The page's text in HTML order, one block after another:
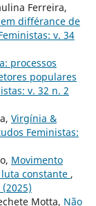
Ferreira,
différance de
v. 34
processos
populares
v. 32 n. 2
Virgínia &
Feministas:
Movimento
luta constante ,
Motta, Não